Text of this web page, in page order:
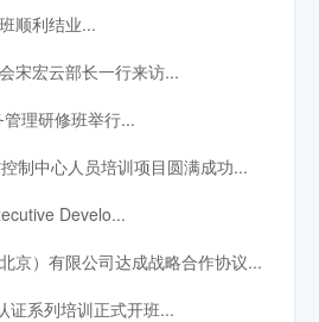
顺利结业...
宋宏云部长一行来访...
理研修班举行...
制中心人员培训项目圆满成功...
Develo...
京）有限公司达成战略合作协议...
证系列培训正式开班...